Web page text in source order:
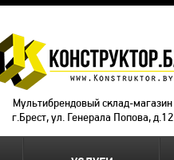
Мультибрендовый склад-магазин
г.Брест, ул. Генерала Попова, д.12